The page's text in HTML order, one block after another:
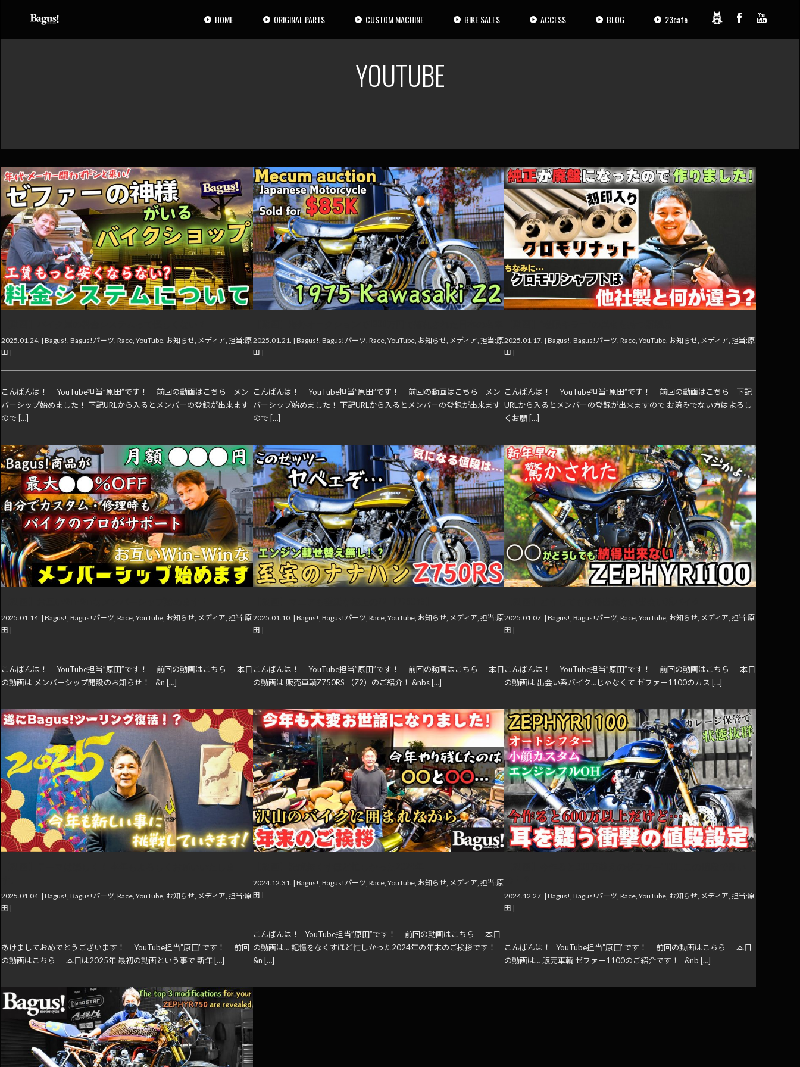
ン
ー
HOME ORIGINAL PARTS CUSTOM MACHINE BIKE SALES ACCESS BLOG 23cafe
YOUTUBE
2025.01.24. | Bagus! Bagus!パーツ Race YouTube お知らせ メディア 担当:原
田 |
こんばんは！ YouTube担当”原田”です！ 前回の動画はこちら メン
バーシップ始めました！ 下記URLから入るとメンバーの登録が出来ます
ので […]
2025.01.21. | Bagus! Bagus!パーツ Race, YouTube, お知らせ, メディア 担当:原
田 |
こんばんは！ YouTube担当”原田”です！ 前回の動画はこちら メン
バーシップ始めました！ 下記URLから入るとメンバーの登録が出来ます
ので […]
2025.01.17. |Bagus! ,Bagus!パーツ ,Race ,YouTube お知らせ メディア ,担当:原
田 |
こんばんは！ YouTube担当”原田”です！ 前回の動画はこちら 下記
URLから入るとメンバーの登録が出来ますので お済みでない方はよろし
くお願 […]
2025.01.14. | Bagus!, Bagus!パーツ, Race, YouTube, お知らせ, メディア, 担当:原
田 |
こんばんは！ YouTube担当”原田”です！ 前回の動画はこちら 本日
の動画は メンバーシップ開設のお知らせ！ &n […]
2025.01.10. | Bagus!, Bagus!パーツ, Race, YouTube, お知らせ, メディア, 担当:原
田 |
こんばんは！ YouTube担当”原田”です！ 前回の動画はこちら 本日
の動画は 販売車輌Z750RS （Z2）のご紹介！ &nbs […]
2025.01.07. |Bagus!,Bagus!パーツ,Race,YouTube, お知らせ, メディア,担当:原
田 |
こんばんは！ YouTube担当”原田”です！ 前回の動画はこちら 本日
の動画は 出会い系バイク…じゃなくて ゼファー1100のカス […]
2025.01.04. | Bagus! Bagus!パーツ Race YouTube お知らせ メディア 担当:原
田 |
あけましておめでとうございます！ YouTube担当”原田”です！ 前回
の動画はこちら 本日は2025年 最初の動画という事で 新年 […]
2024.12.31. | Bagus! Bagus!パーツ Race, YouTube, お知らせ, メディア 担当:原
田 |
こんばんは！ YouTube担当”原田”です！ 前回の動画はこちら 本日
の動画は… 記憶をなくすほど忙しかった2024年の年末のご挨拶です！
&n […]
2024.12.27. |Bagus! ,Bagus!パーツ ,Race ,YouTube お知らせ メディア ,担当:原
田 |
こんばんは！ YouTube担当”原田”です！ 前回の動画はこちら 本日
の動画は… 販売車輌 ゼファー1100のご紹介です！ &nb […]